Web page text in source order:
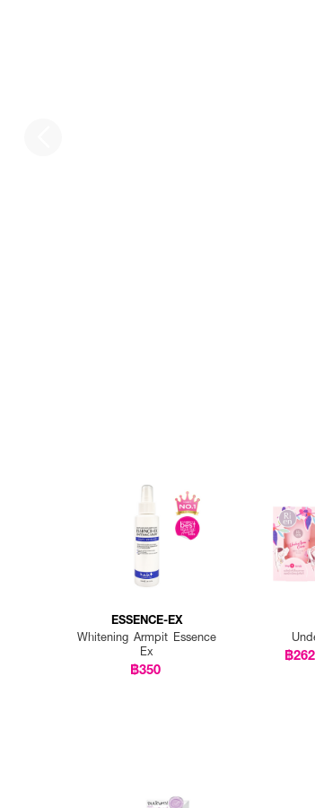
ESSENCE-EX
Whitening Armpit Essence
Ex
฿350
฿262